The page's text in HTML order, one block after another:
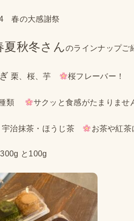
春の大感謝祭
秋冬さんのラインナップご
栗、桜、芋 桜フレーバー！
類 サクッと食感がたまりませ
宇治抹茶・ほうじ茶 お茶や紅茶
300g と100g